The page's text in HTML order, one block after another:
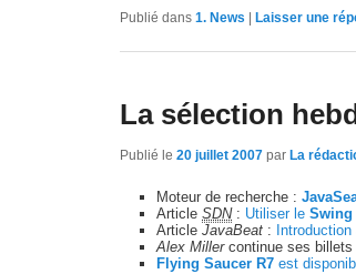
Publié dans 1. News | Laisser une
La sélection
Publié le 20 juillet 2007 par La
Moteur de recherche :
ArticleSDN: Utiliser leSwing
ArticleJavaBeat :
Alex Millercontinue ses
Flying Saucer R7 est